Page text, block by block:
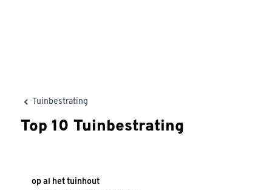
Tuinbestrating
Top 10 Tuinbestrating
op al het tuinhout